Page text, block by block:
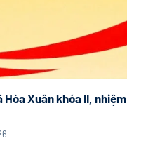
Xuân khóa II, nhiệm